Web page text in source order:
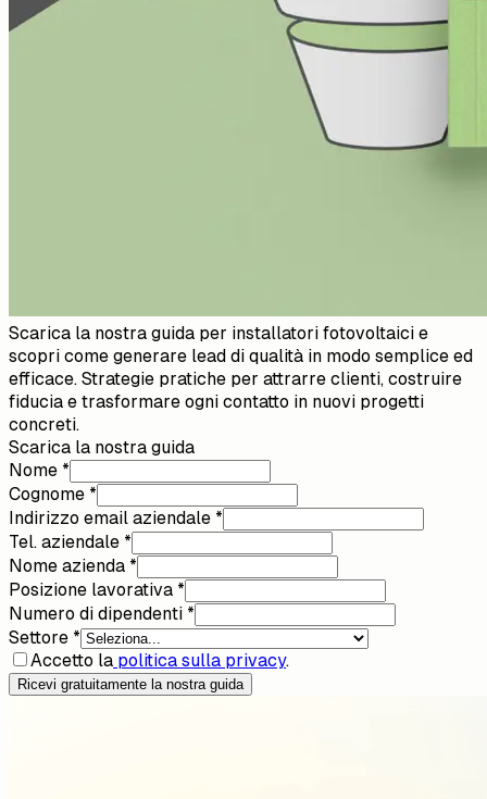
Scarica la nostra guida per installatori fotovoltaici e
scopri come generare lead di qualità in modo semplice ed
efficace. Strategie pratiche per attrarre clienti, costruire
fiducia e trasformare ogni contatto in nuovi progetti
concreti.
Scarica la nostra guida
Nome *
Cognome *
Indirizzo email aziendale *
Tel. aziendale *
Nome azienda *
Posizione lavorativa *
Numero di dipendenti *
Settore *
Accetto la politica sulla privacy.
Ricevi gratuitamente la nostra guida